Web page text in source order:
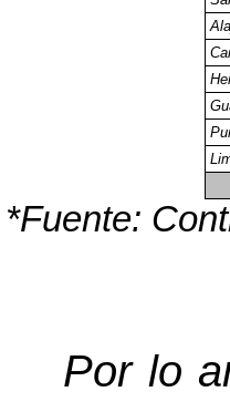
*Fuente:
Por lo